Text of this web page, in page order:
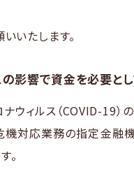
いたします。
影響で資金を必要と
ウィルス（COVID-19
対応業務の指定金融
。